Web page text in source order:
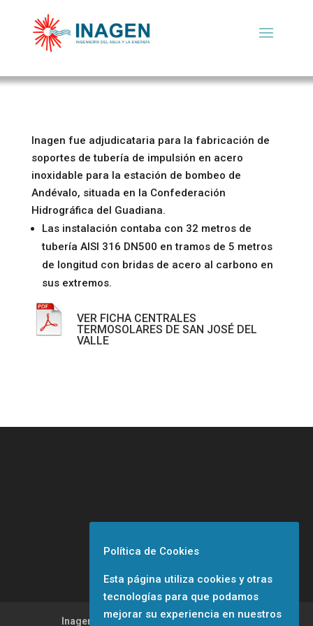
Inagen fue adjudicataria para la fabricación de
soportes de tubería de impulsión en acero
inoxidable para la estación de bombeo de
Andévalo, situada en la Confederación
Hidrográfica del Guadiana.
Las instalación contaba con 32 metros de
tubería AISI 316 DN500 en tramos de 5 metros
de longitud con bridas de acero al carbono en
sus extremos.
VER FICHA CENTRALES
TERMOSOLARES DE SAN JOSÉ DEL
VALLE
Inagen. Bombas de agua sumergibles
Política de Cookies
Esta página utiliza cookies y otras
tecnologías para que podamos
mejorar su experiencia en nuestros